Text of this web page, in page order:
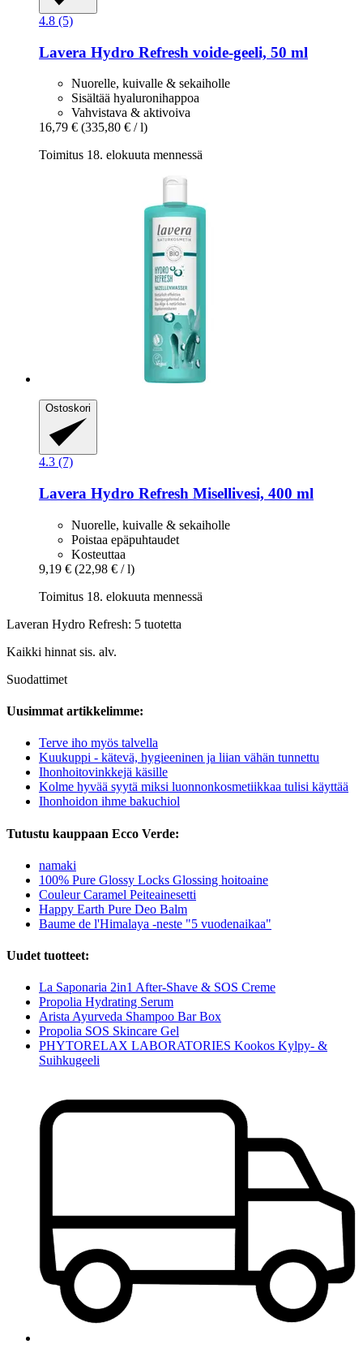
4.8 (5)
Lavera Hydro Refresh voide-​geeli, 50 ml
Nuorelle, kuivalle & sekaiholle
Sisältää hyaluronihappoa
Vahvistava & aktivoiva
16,79 € (335,80 € / l)
Toimitus 18. elokuuta mennessä
Ostoskori
4.3 (7)
Lavera Hydro Refresh Misellivesi, 400 ml
Nuorelle, kuivalle & sekaiholle
Poistaa epäpuhtaudet
Kosteuttaa
9,19 € (22,98 € / l)
Toimitus 18. elokuuta mennessä
Laveran Hydro Refresh: 5 tuotetta
Kaikki hinnat sis. alv.
Suodattimet
Uusimmat artikkelimme:
Terve iho myös talvella
Kuukuppi - kätevä, hygieeninen ja liian vähän tunnettu
Ihonhoitovinkkejä käsille
Kolme hyvää syytä miksi luonnonkosmetiikkaa tulisi käyttää
Ihonhoidon ihme bakuchiol
Tutustu kauppaan Ecco Verde:
namaki
100% Pure Glossy Locks Glossing hoitoaine
Couleur Caramel Peiteainesetti
Happy Earth Pure Deo Balm
Baume de l'Himalaya -neste "5 vuodenaikaa"
Uudet tuotteet:
La Saponaria 2in1 After-Shave & SOS Creme
Propolia Hydrating Serum
Arista Ayurveda Shampoo Bar Box
Propolia SOS Skincare Gel
PHYTORELAX LABORATORIES Kookos Kylpy- &
Suihkugeeli